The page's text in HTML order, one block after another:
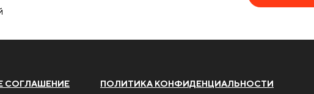
СОГЛАШЕНИЕ ПОЛИТИКА КОНФИДЕНЦИАЛЬНОСТИ